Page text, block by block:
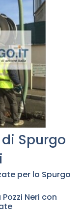
di Spurgo
per lo Spurgo
Neri con